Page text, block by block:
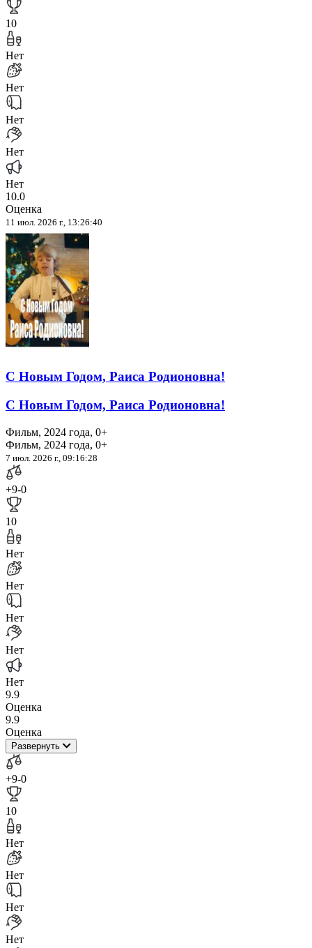
10
Нет
Нет
Нет
Нет
Нет
10.0
Оценка
11 июл. 2026 г., 13:26:40
С Новым Годом, Раиса Родионовна!
С Новым Годом, Раиса Родионовна!
Фильм, 2024 года, 0+
Фильм, 2024 года, 0+
7 июл. 2026 г., 09:16:28
+9-0
10
Нет
Нет
Нет
Нет
Нет
9.9
Оценка
9.9
Оценка
Развернуть
+9-0
10
Нет
Нет
Нет
Нет